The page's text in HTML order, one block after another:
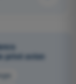
privé avion